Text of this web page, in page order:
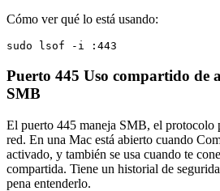
Cómo ver qué lo está usando:
sudo lsof -i :443
Puerto 445 Uso compartido de
SMB
El puerto 445 maneja SMB, el protocolo
red. En una Mac está abierto cuando
activado, y también se usa cuando te
compartida. Tiene un historial de
pena entenderlo.